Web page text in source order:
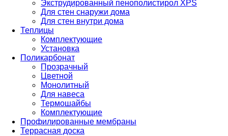
Экструдированный пенополистирол XPS
Для стен снаружи дома
Для стен внутри дома
Теплицы
Комплектующие
Установка
Поликарбонат
Прозрачный
Цветной
Монолитный
Для навеса
Термошайбы
Комплектующие
Профилированные мембраны
Террасная доска